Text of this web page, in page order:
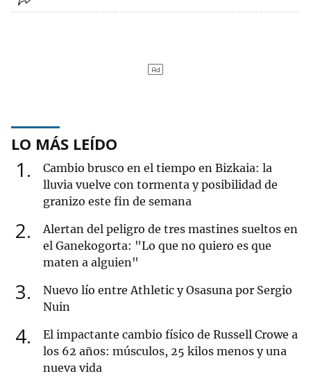
LO MÁS LEÍDO
1
Cambio brusco en el tiempo en Bizkaia: la
lluvia vuelve con tormenta y posibilidad de
granizo este fin de semana
2
Alertan del peligro de tres mastines sueltos en
el Ganekogorta: "Lo que no quiero es que
maten a alguien"
3
Nuevo lío entre Athletic y Osasuna por Sergio
Nuin
4
El impactante cambio físico de Russell Crowe a
los 62 años: músculos, 25 kilos menos y una
nueva vida